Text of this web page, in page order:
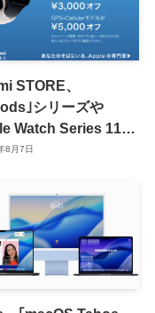
STORE、
｣シリーズや
Watch Series 11｣
を開催中
8月7日